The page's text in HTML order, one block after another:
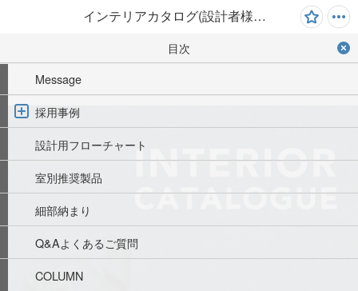
インテリアカタログ(設計者様向け)ver202604
目次
Message
採用事例
設計用フローチャート
室別推奨製品
細部納まり
Q&Aよくあるご質問
COLUMN